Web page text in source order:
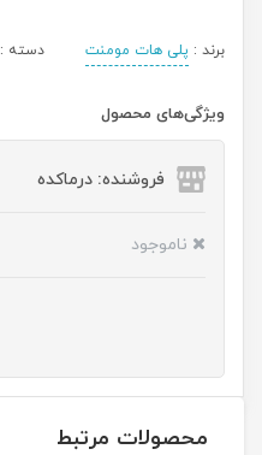
برند : پلی هات مومنت دسته :
ویژگی‌های محصول
فروشنده: درماکده
ناموجود
محصولات مرتبط